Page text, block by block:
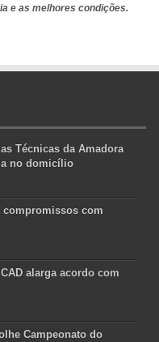
e as melhores condições.
Técnicas da Amadora
no domicílio
compromissos com
alarga acordo com
Campeonato do